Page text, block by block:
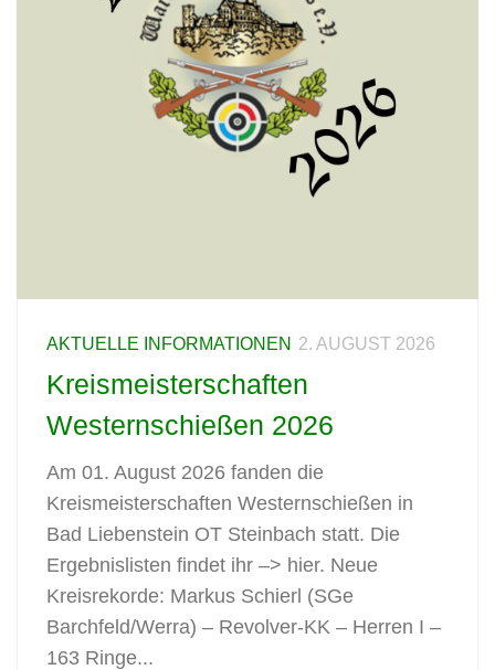
AKTUELLE INFORMATIONEN 2. AUGUST 2026
Kreismeisterschaften
Westernschießen 2026
Am 01. August 2026 fanden die
Kreismeisterschaften Westernschießen in
Bad Liebenstein OT Steinbach statt. Die
Ergebnislisten findet ihr –> hier. Neue
Kreisrekorde: Markus Schierl (SGe
Barchfeld/Werra) – Revolver-KK – Herren I –
163 Ringe...